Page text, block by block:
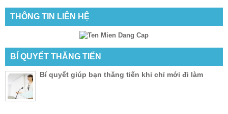
THÔNG TIN LIÊN HỆ
BÍ QUYẾT THĂNG TIẾN
Bí quyết giúp bạn thăng tiến khi chỉ mới đi làm